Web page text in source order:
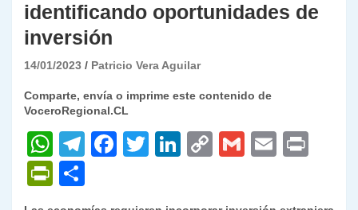
identificando oportunidades de
inversión
14/01/2023 Patricio Vera Aguilar
Comparte, envía o imprime este contenido de
VoceroRegional.CL
W
h
at
T
F
T
Li
C
G
E
P
o